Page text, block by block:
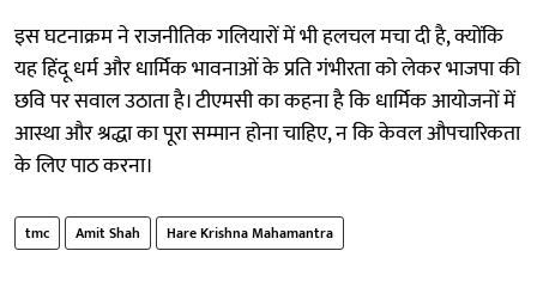
इस घटनाक्रम ने राजनीतिक गलियारों में भी हलचल मचा दी है, क्योंकि
यह हिंदू धर्म और धार्मिक भावनाओं के प्रति गंभीरता को लेकर भाजपा की
छवि पर सवाल उठाता है। टीएमसी का कहना है कि धार्मिक आयोजनों में
आस्था और श्रद्धा का पूरा सम्मान होना चाहिए, न कि केवल औपचारिकता
के लिए पाठ करना।
tmc Amit Shah Hare Krishna Mahamantra